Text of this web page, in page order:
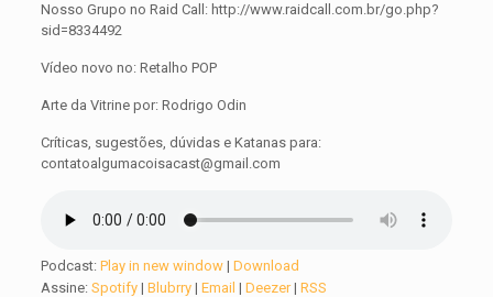
Nosso Grupo no Raid Call: http://www.raidcall.com.br/go.php?
sid=8334492
Vídeo novo no: Retalho POP
Arte da Vitrine por: Rodrigo Odin
Críticas, sugestões, dúvidas e Katanas para:
contatoalgumacoisacast@gmail.com
Podcast:Play in new window |Download
Assine:Spotify |Blubrry |Email |Deezer|RSS